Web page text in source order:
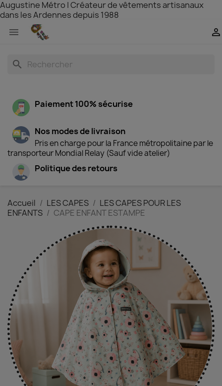
Augustine Métro | Créateur de vêtements artisanaux
dans les Ardennes depuis 1988
 
search
Paiement 100% sécurise
Nos modes de livraison
Pris en charge pour la France métropolitaine par le
transporteur Mondial Relay (Sauf vide atelier)
Politique des retours
Accueil LES CAPES
LES CAPES POUR LES
ENFANTS
CAPE ENFANT ESTAMPE